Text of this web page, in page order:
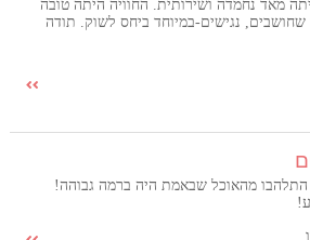
מאד נחמדה ושירותית. החוויה היתה טובה
נגישים-במיוחד ביחס לשוק. תודה
התלהבו מהאוכל שבאמת היה ברמה גבוהה!